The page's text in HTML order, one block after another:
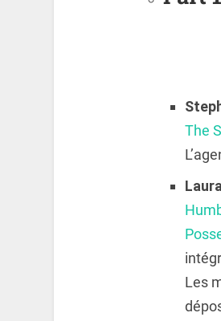
The
Les